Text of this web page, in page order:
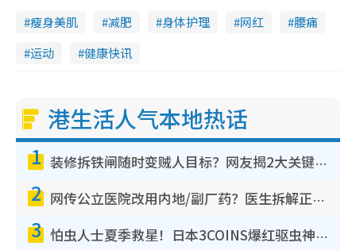
瘦身美肌 减肥 身体护理 网红
腰痛
运动
健康快讯
港生活人气本地热话
1 装修拆铁闸随时变贼人目标？网友揭2大关键用途：装新款等于白装？附新旧铁闸分别
2 网传公立医院改用内地/副厂药？医生拆解正副厂分别，揭4类人换药随时出事
3 怕虫人士夏季救星！日本3COINS爆红驱虫神器$45起 1招“全程免触碰”轻松搞定小强